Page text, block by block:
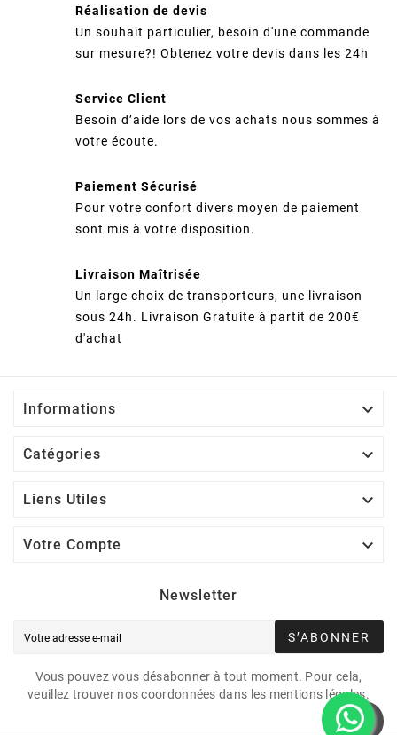
Réalisation de devis
Un souhait particulier, besoin d'une commande
sur mesure?! Obtenez votre devis dans les 24h
Service Client
Besoin d’aide lors de vos achats nous sommes à
votre écoute.
Paiement Sécurisé
Pour votre confort divers moyen de paiement
sont mis à votre disposition.
Livraison Maîtrisée
Un large choix de transporteurs, une livraison
sous 24h. Livraison Gratuite à partit de 200€
d'achat
Informations 
Catégories 
Liens Utiles 
Votre Compte 
Newsletter
S’ABONNER
Vous pouvez vous désabonner à tout moment. Pour cela,
veuillez trouver nos coordonnées dans les mentions légales.